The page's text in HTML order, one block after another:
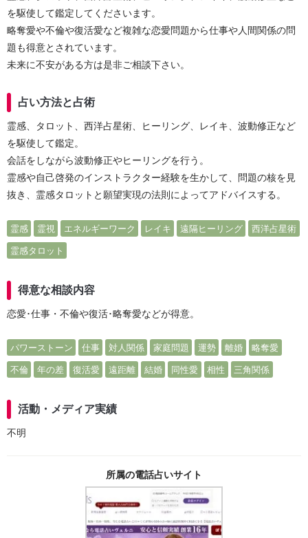
を駆使して鑑定してくださいます。
略奪愛や不倫や復活愛など複雑な恋愛問題から仕事や人間関係の問
題も得意とされています。
未来に不安がある方は是非ご相談下さい。
占い方法と占術
霊感、タロット、西洋占星術、ヒーリング、レイキ、波動修正など
を駆使して鑑定。
会話をしながら波動修正やヒーリングを行う。
霊感や自己啓発のインストラクター経験を生かして、問題の核を見
抜き、霊感タロットと願望実現の法則によってアドバイスする。
霊感 霊視 エネルギーワーク レイキ 遠隔ヒーリング 西洋占星術
霊感タロット
得意な相談内容
恋愛･仕事・不倫や復活･略奪愛などが得意。
パワーストーン 仕事 対人関係 家庭問題 運勢 離婚 略奪愛
不倫 年の差 復活愛 遠距離 結婚 同性愛 相性 三角関係
活動・メディア実績
不明
所属の電話占いサイト